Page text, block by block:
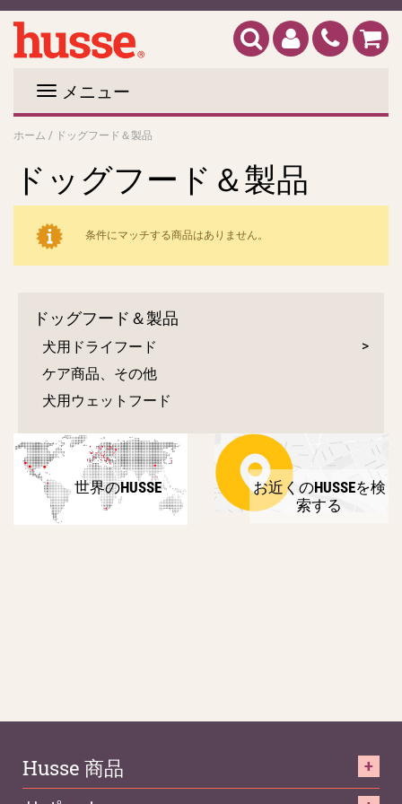
メニュー
ホーム / ドッグフード＆製品
ドッグフード＆製品
条件にマッチする商品はありません。
ドッグフード＆製品
犬用ドライフード
ケア商品、その他
犬用ウェットフード
世界のHUSSE
お近くのHUSSEを検
索する
Husse 商品